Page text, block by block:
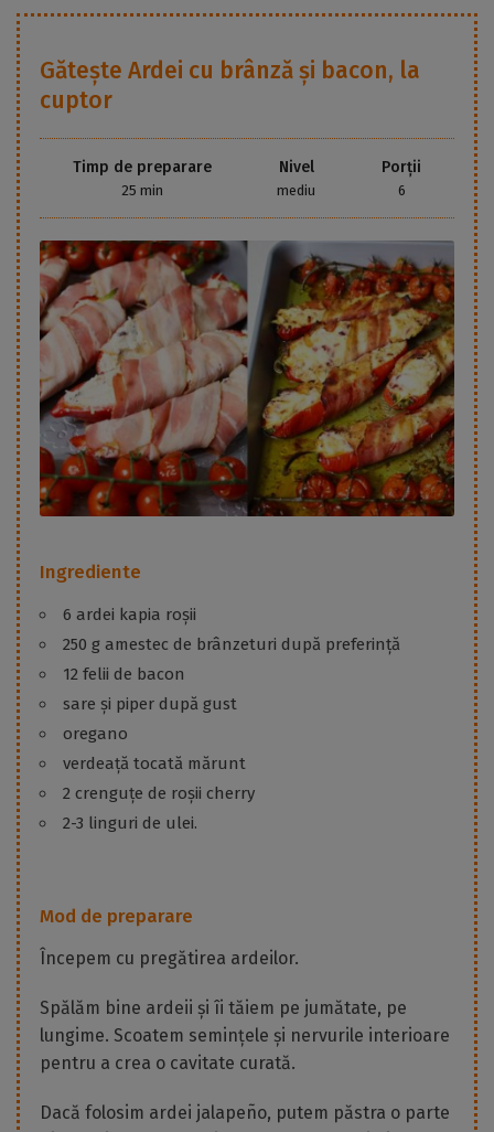
Gătește Ardei cu brânză și bacon, la
cuptor
Timp de preparare
25 min
Nivel
mediu
Porții
6
Ingrediente
6 ardei kapia roșii
250 g amestec de brânzeturi după preferință
12 felii de bacon
sare și piper după gust
oregano
verdeață tocată mărunt
2 crenguțe de roșii cherry
2-3 linguri de ulei.
Mod de preparare
Începem cu pregătirea ardeilor.
Spălăm bine ardeii și îi tăiem pe jumătate, pe
lungime. Scoatem semințele și nervurile interioare
pentru a crea o cavitate curată.
Dacă folosim ardei jalapeño, putem păstra o parte